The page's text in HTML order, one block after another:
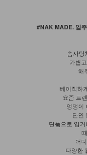
#NAK MADE. 일
솜사탕
가볍
해
베이직하
요즘 트
엉덩이
단연
단품으로 입
어
다양한